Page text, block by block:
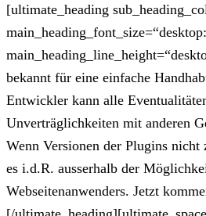
[ultimate_heading
bekannt für eine einfache
Entwickler kann alle
Unverträglichkeiten mit anderen
Wenn Versionen der Plugins nicht
es i.d.R. ausserhalb der
Webseitenanwenders. Jetzt